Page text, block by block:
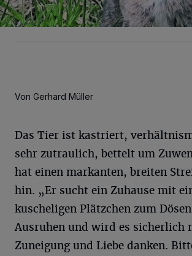
Von Gerhard Müller
Das Tier ist kastriert,
sehr zutraulich, bettelt um
hat einen markanten, breiten
hin. „Er sucht ein Zuhause mit
kuscheligen Plätzchen zum
Ausruhen und wird es sicherlich
Zuneigung und Liebe danken.